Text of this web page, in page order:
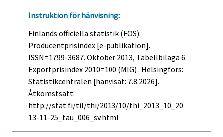
Instruktion för hänvisning:
Finlands officiella statistik (FOS):
Producentprisindex [e-publikation].
ISSN=1799-3687. Oktober 2013, Tabellbilaga 6.
Exportprisindex 2010=100 (MIG) . Helsingfors:
Statistikcentralen [hänvisat: 7.8.2026].
Åtkomstsätt:
http://stat.fi/til/thi/2013/10/thi_2013_10_20
13-11-25_tau_006_sv.html